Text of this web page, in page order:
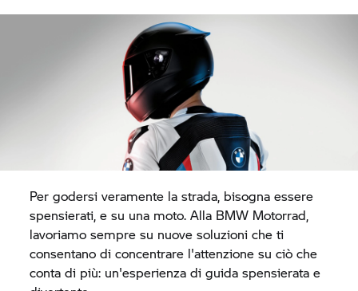
Per godersi veramente la strada, bisogna essere
spensierati, e su una moto. Alla BMW Motorrad,
lavoriamo sempre su nuove soluzioni che ti
consentano di concentrare l'attenzione su ciò che
conta di più: un'esperienza di guida spensierata e